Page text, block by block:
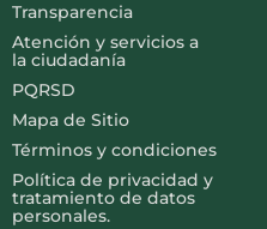
Transparencia
Atención y servicios a
la ciudadanía
PQRSD
Mapa de Sitio
Términos y condiciones
Política de privacidad y
tratamiento de datos
personales.